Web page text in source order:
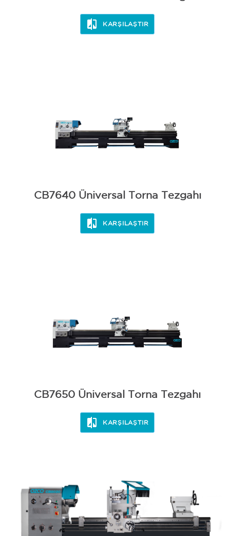
KARŞILAŞTIR
CB7640 Üniversal Torna Tezgahı
KARŞILAŞTIR
CB7650 Üniversal Torna Tezgahı
KARŞILAŞTIR